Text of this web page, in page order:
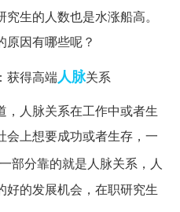
生的人数也是水涨船高。
原因有哪些呢？
获得高端人脉关系
，人脉关系在工作中或者生
会上想要成功或者生存，一
部分靠的就是人脉关系，人
好的发展机会，在职研究生